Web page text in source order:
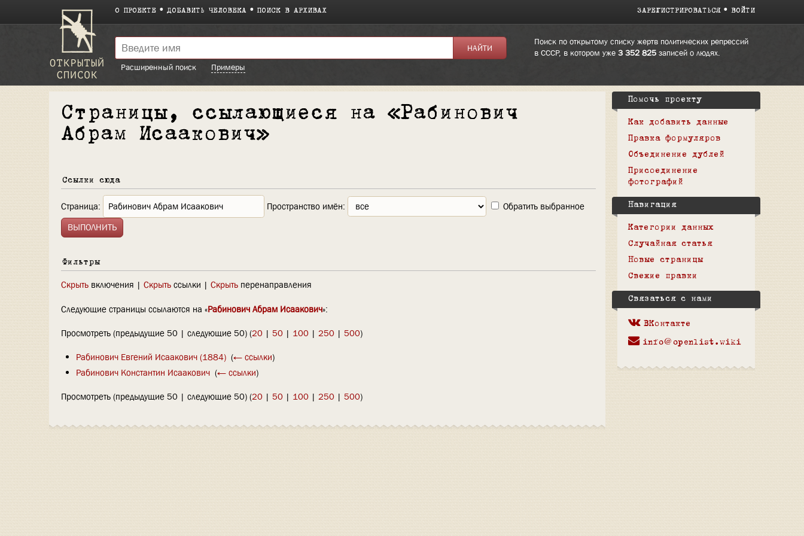
О ПРОЕКТЕ ДОБАВИТЬ ЧЕЛОВЕКА ПОИСК В АРХИВАХ ЗАРЕГИСТРИРОВАТЬСЯ ВОЙТИ
Поиск по открытому списку жертв политических репрессий
в СССР, в котором уже 3 352 825записей о людях.
Расширенный поиск
Примеры
Страницы, ссылающиеся на «Рабинович
Абрам Исаакович»
Ссылки сюда
Страница: Пространство имён: Обратить выбранное
Фильтры
Скрыть включения | Скрыть ссылки | Скрыть перенаправления
Следующие страницы ссылаются на «Рабинович Абрам Исаакович»:
Просмотреть (предыдущие 50 | следующие 50) (20 | 50 | 100 | 250 | 500)
Рабинович Евгений Исаакович (1884)‎ (← ссылки)
Рабинович Константин Исаакович‎ (← ссылки)
Просмотреть (предыдущие 50 | следующие 50) (20 | 50 | 100 | 250 | 500)
Помочь проекту
Как добавить данные
Правка формуляров
Объединение дублей
Присоединение
фотографий
Навигация
Категории данных
Случайная статья
Новые страницы
Свежие правки
Связаться с нами
ВКонтакте
info@openlist.wiki